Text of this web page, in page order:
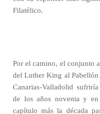
Filatélico.
Por el camino, el conjunto
del Luther King al
Canarias-Valladolid
de los años noventa y
capítulo más la década